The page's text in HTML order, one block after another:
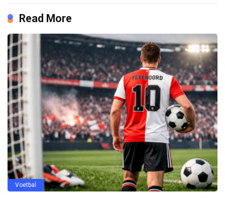
Read More
Voetbal